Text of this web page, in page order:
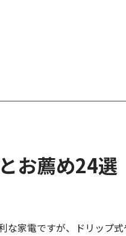
お薦め24選
な家電ですが、ドリップ